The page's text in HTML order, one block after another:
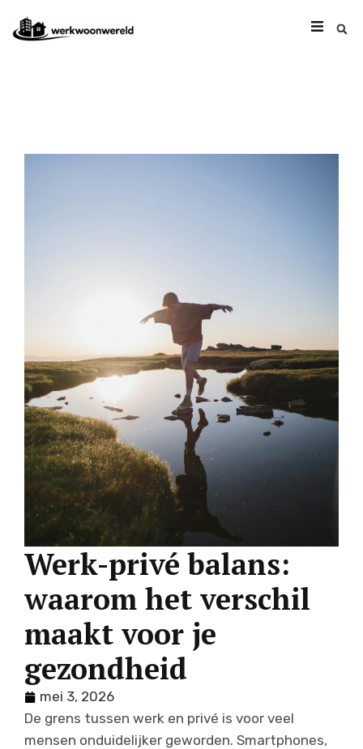
Werk-privé balans:
waarom het verschil
maakt voor je
gezondheid
mei 3, 2026
De grens tussen werk en privé is voor veel
mensen onduidelijker geworden. Smartphones,